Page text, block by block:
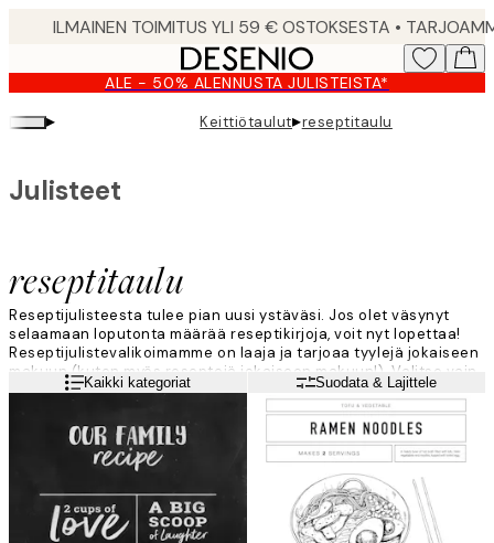
content.
ALE - 50% ALENNUSTA JULISTEISTA*
▸ Keittiötaulut▸reseptitaulu
reseptitaulu
Julisteet
Reseptijulisteesta tulee pian uusi ystäväsi. Jos olet väsynyt
selaamaan loputonta määrää reseptikirjoja, voit nyt lopettaa!
Reseptijulistevalikoimamme on laaja ja tarjoaa tyylejä jokaiseen
makuun (kuten myös reseptejä jokaiseen makuun!). Valitse vain
suosikkireseptisi ja olet valmis.
Lue lisää Kaikki kategoriat Suodata & Lajittele